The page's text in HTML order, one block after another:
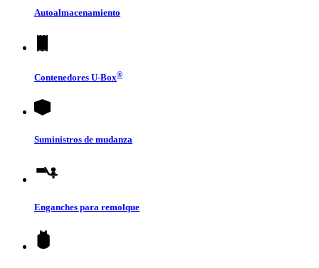
Autoalmacenamiento
Contenedores U-Box®
Suministros de mudanza
Enganches para remolque